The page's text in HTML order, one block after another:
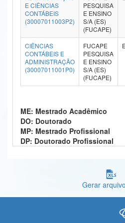
Ministério da Ciência, Tecnologia, Inovações e
Ministério do Turismo
Ministério do Desenvolvimento Regional
Ministério da Mulher, da Família e dos Direitos
Secretaria-Geral
E CIÊNCIAS
CONTÁBEIS
(30007011003P2)
PESQUISA
E ENSINO
S/A (ES)
(FUCAPE)
CIÊNCIAS
CONTÁBEIS E
ADMINISTRAÇÃO
(30007011001P0)
FUCAPE
PESQUISA
E ENSINO
S/A (ES)
(FUCAPE)
ME: Mestrado Acadêmico
DO: Doutorado
MP: Mestrado Profissional
DP: Doutorado Profissional
Gerar